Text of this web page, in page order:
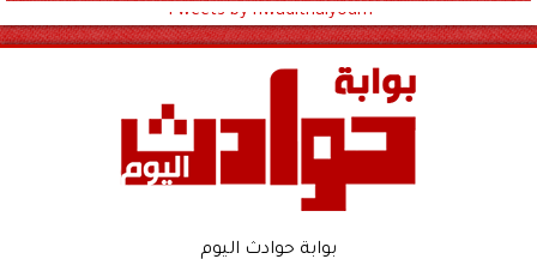
Tweets by hwadithalyoum
بوابة حوادث اليوم